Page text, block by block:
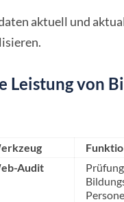
aktuell und
Leistung von
Audit